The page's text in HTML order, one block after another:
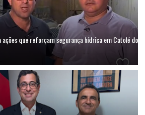
ações que reforçam segurança hídrica em Catolé do